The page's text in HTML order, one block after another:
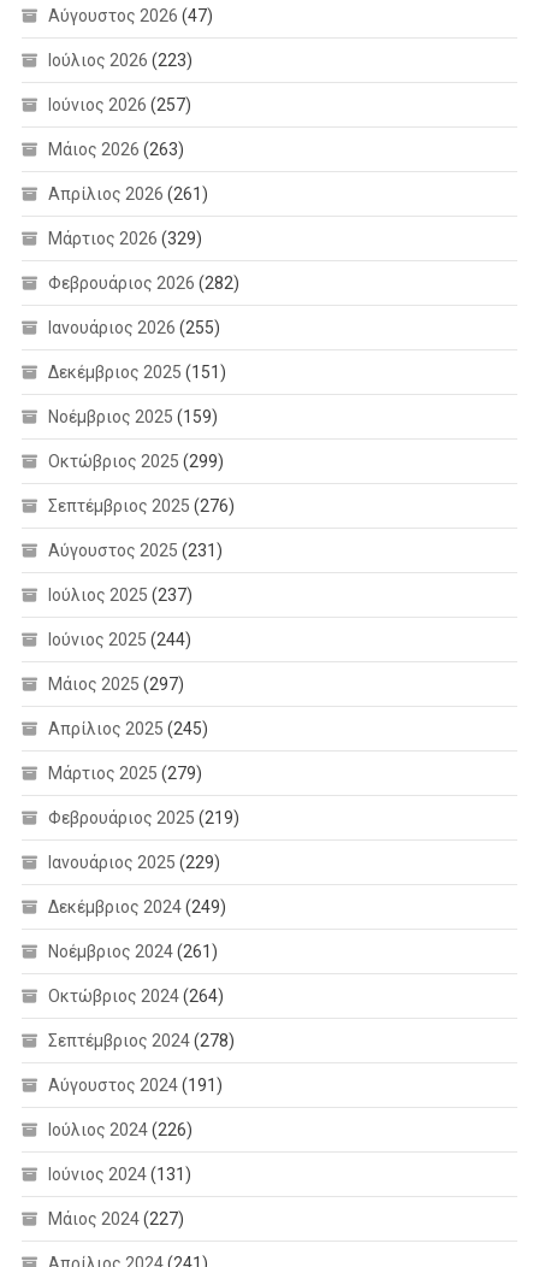
Αύγουστος 2026 (47)
Ιούλιος 2026 (223)
Ιούνιος 2026 (257)
Μάιος 2026 (263)
Απρίλιος 2026 (261)
Μάρτιος 2026 (329)
Φεβρουάριος 2026 (282)
Ιανουάριος 2026 (255)
Δεκέμβριος 2025 (151)
Νοέμβριος 2025 (159)
Οκτώβριος 2025 (299)
Σεπτέμβριος 2025 (276)
Αύγουστος 2025 (231)
Ιούλιος 2025 (237)
Ιούνιος 2025 (244)
Μάιος 2025 (297)
Απρίλιος 2025 (245)
Μάρτιος 2025 (279)
Φεβρουάριος 2025 (219)
Ιανουάριος 2025 (229)
Δεκέμβριος 2024(249)
Νοέμβριος 2024(261)
Οκτώβριος 2024(264)
Σεπτέμβριος 2024(278)
Αύγουστος 2024(191)
Ιούλιος 2024(226)
Ιούνιος 2024(131)
Μάιος 2024(227)
Απρίλιος 2024(241)